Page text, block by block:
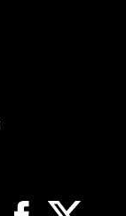
Facebook
X